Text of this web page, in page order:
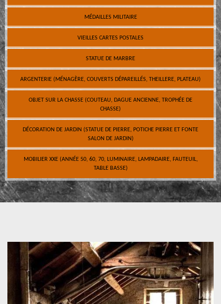
MÉDAILLES MILITAIRE
VIEILLES CARTES POSTALES
STATUE DE MARBRE
ARGENTERIE (MÉNAGÈRE, COUVERTS DÉPAREILLÉS, THEILLERE, PLATEAU)
OBJET SUR LA CHASSE (COUTEAU, DAGUE ANCIENNE, TROPHÉE DE
CHASSE)
DÉCORATION DE JARDIN (STATUE DE PIERRE, POTICHE PIERRE ET FONTE
SALON DE JARDIN)
MOBILIER XXE (ANNÉE 50, 60, 70, LUMINAIRE, LAMPADAIRE, FAUTEUIL,
TABLE BASSE)